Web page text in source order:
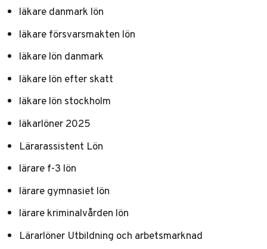
läkare danmark lön
läkare försvarsmakten lön
läkare lön danmark
läkare lön efter skatt
läkare lön stockholm
läkarlöner 2025
Lärarassistent Lön
lärare f-3 lön
lärare gymnasiet lön
lärare kriminalvården lön
Lärarlöner Utbildning och arbetsmarknad